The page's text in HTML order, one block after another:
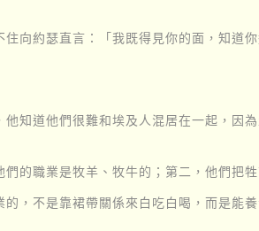
向約瑟直言：「我既得見你的面，知
知道他們很難和埃及人混居在一起，因
的職業是牧羊、牧牛的；第二，他們把牲
，不是靠裙帶關係來白吃白喝，而是能